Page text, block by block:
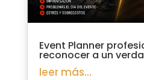
Event Planner
reconocer a un
leer más...